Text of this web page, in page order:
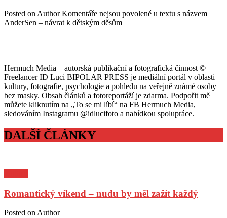
Posted on Author Komentáře nejsou povolené u textu s názvem
AnderSen – návrat k dětským děsům
Hermuch Media – autorská publikační a fotografická činnost ©
Freelancer ID Luci BIPOLAR PRESS je mediální portál v oblasti
kultury, fotografie, psychologie a pohledu na veřejně známé osoby
bez masky. Obsah článků a fotoreportáží je zdarma. Podpořit mě
můžete kliknutím na „To se mi líbí“ na FB Hermuch Media,
sledováním Instagramu @idlucifoto a nabídkou spolupráce.
DALŠÍ ČLÁNKY
Romantický víkend – nudu by měl zažít každý
Posted onAuthor